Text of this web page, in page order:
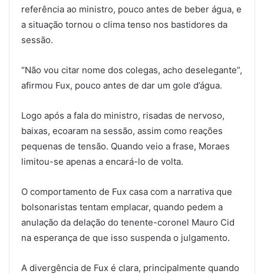
referência ao ministro, pouco antes de beber água, e
a situação tornou o clima tenso nos bastidores da
sessão.
“Não vou citar nome dos colegas, acho deselegante”,
afirmou Fux, pouco antes de dar um gole d’água.
Logo após a fala do ministro, risadas de nervoso,
baixas, ecoaram na sessão, assim como reações
pequenas de tensão. Quando veio a frase, Moraes
limitou-se apenas a encará-lo de volta.
O comportamento de Fux casa com a narrativa que
bolsonaristas tentam emplacar, quando pedem a
anulação da delação do tenente-coronel Mauro Cid
na esperança de que isso suspenda o julgamento.
A divergência de Fux é clara, principalmente quando